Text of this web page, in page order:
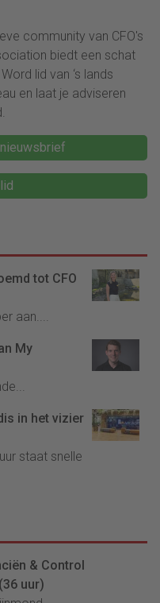
community van CFO's
biedt een schat
lid van ‘s lands
en laat je adviseren
tot CFO
aan....
My
in het vizier
staat snelle
& Control
uur)